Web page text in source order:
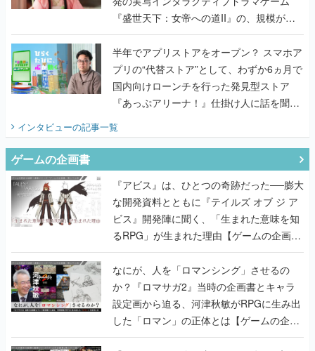
『盛世天下：女帝への道II』の、規模が違
うこだわりをプロデューサーに聞いた
半年でアプリストアをオープン？ スマホア
プリの“代替ストア”として、わずか6ヵ月で
国内向けローンチを行った発見型ストア
『あっぷアリーナ！』仕掛け人に話を聞い
てみた
インタビューの記事一覧
ゲームの企画書
『アビス』は、ひとつの奇跡だった──膨大
な開発資料とともに『テイルズ オブ ジ ア
ビス』開発陣に聞く、「生まれた意味を知
るRPG」が生まれた理由【ゲームの企画
書】
なにが、人を「ロマンシング」させるの
か？『ロマサガ2』当時の企画書とキャラ
設定画から迫る、河津秋敏がRPGに生み出
した「ロマン」の正体とは【ゲームの企画
書】